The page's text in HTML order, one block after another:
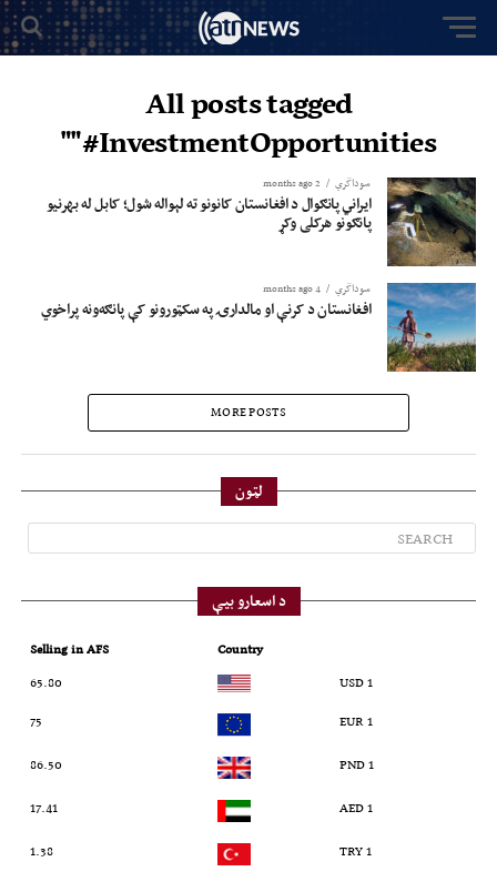
All posts tagged
"#InvestmentOpportunities"
سوداگري 2 months ago
ایراني پانګوال د افغانستان کانونو ته لېواله شول؛ کابل له بهرنیو
پانګونو هرکلی وکړ
سوداگري 4 months ago
افغانستان د کرنې او مالدارۍ په سکټورونو کې پانګه‌ونه پراخوي
MORE POSTS
لټون
د اسعارو بیې
Country
Selling in AFS
1 USD
65.80
1 EUR
75
1 PND
86.50
1 AED
17.41
1 TRY
1.38